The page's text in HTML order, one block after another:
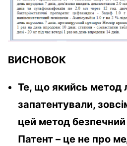
ВИСНОВОК
Те, що якийсь метод
запатентували,
цей метод
Патент – це не про